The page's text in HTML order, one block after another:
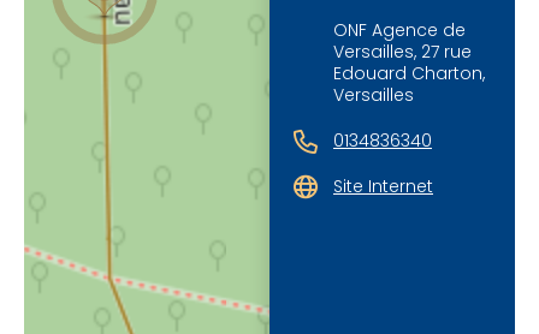
ONF Agence de
Versailles, 27 rue
Edouard Charton,
Versailles
0134836340
Site Internet